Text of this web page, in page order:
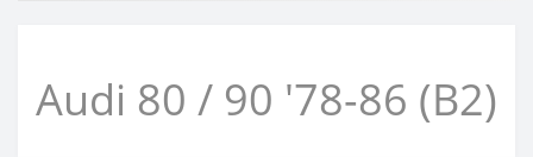
Audi 80 / 90 '78-86 (B2)